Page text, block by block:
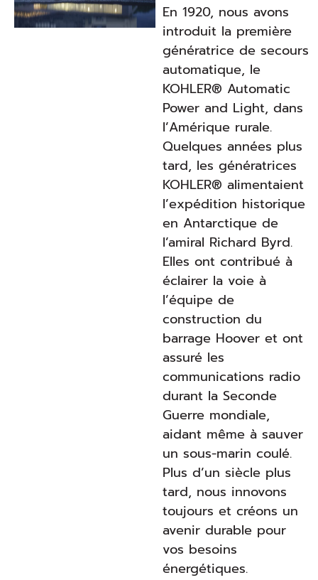
En 1920, nous avons
introduit la première
génératrice de secours
automatique, le
KOHLER® Automatic
Power and Light, dans
l’Amérique rurale.
Quelques années plus
tard, les génératrices
KOHLER® alimentaient
l’expédition historique
en Antarctique de
l’amiral Richard Byrd.
Elles ont contribué à
éclairer la voie à
l’équipe de
construction du
barrage Hoover et ont
assuré les
communications radio
durant la Seconde
Guerre mondiale,
aidant même à sauver
un sous-marin coulé.
Plus d’un siècle plus
tard, nous innovons
toujours et créons un
avenir durable pour
vos besoins
énergétiques.